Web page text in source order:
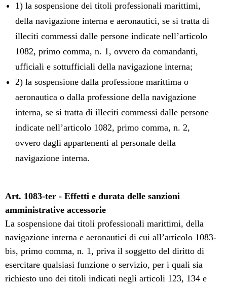
1) la sospensione dei titoli professionali marittimi,
della navigazione interna e aeronautici, se si tratta di
illeciti commessi dalle persone indicate nell’articolo
1082, primo comma, n. 1, ovvero da comandanti,
ufficiali e sottufficiali della navigazione interna;
2) la sospensione dalla professione marittima o
aeronautica o dalla professione della navigazione
interna, se si tratta di illeciti commessi dalle persone
indicate nell’articolo 1082, primo comma, n. 2,
ovvero dagli appartenenti al personale della
navigazione interna.
Art. 1083-ter - Effetti e durata delle sanzioni
amministrative accessorie
La sospensione dai titoli professionali marittimi, della
navigazione interna e aeronautici di cui all’articolo 1083-
bis, primo comma, n. 1, priva il soggetto del diritto di
esercitare qualsiasi funzione o servizio, per i quali sia
richiesto uno dei titoli indicati negli articoli 123, 134 e